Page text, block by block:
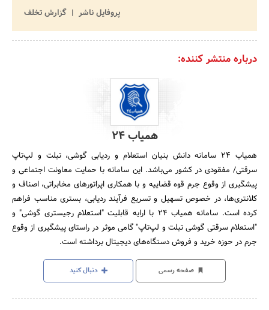
پروفایل ناشر
گزارش تخلف
درباره منتشر کننده:
همیاب ۲۴
همیاب 24 سامانه دانش بنیان استعلام و ردیابی گوشی، تبلت و لپ‌تاپ
سرقتی/ مفقودی در کشور می‌باشد. این سامانه با حمایت معاونت اجتماعی و
پیشگیری از وقوع جرم قوه قضاییه و با همکاری اپراتورهای مخابراتی، اصناف و
کلانتری‌ها، در خصوص تسهیل و تسریع فرآیند ردیابی، بستری مناسب فراهم
کرده است. سامانه همیاب 24 با ارایه قابلیت "استعلام رجیستری گوشی" و
"استعلام سرقتی گوشی تبلت و لپ‌تاپ" گامی موثر در راستای پیشگیری از وقوع
جرم در حوزه خرید و فروش دستگاه‌های دیجیتال برداشته است.
صفحه رسمی دنبال کنید